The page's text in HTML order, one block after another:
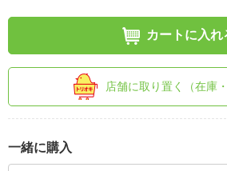
カートに入れ
店舗に取り置く（在庫
一緒に購入